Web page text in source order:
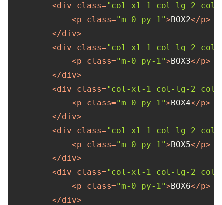
<div class="col-xl-1 col-lg-2 col-
<p class="m-0 py-1">BOX2</p>
</div>
<div class="col-xl-1 col-lg-2 col-
<p class="m-0 py-1">BOX3</p>
</div>
<div class="col-xl-1 col-lg-2 col-
<p class="m-0 py-1">BOX4</p>
</div>
<div class="col-xl-1 col-lg-2 col-
<p class="m-0 py-1">BOX5</p>
</div>
<div class="col-xl-1 col-lg-2 col-
<p class="m-0 py-1">BOX6</p>
</div>